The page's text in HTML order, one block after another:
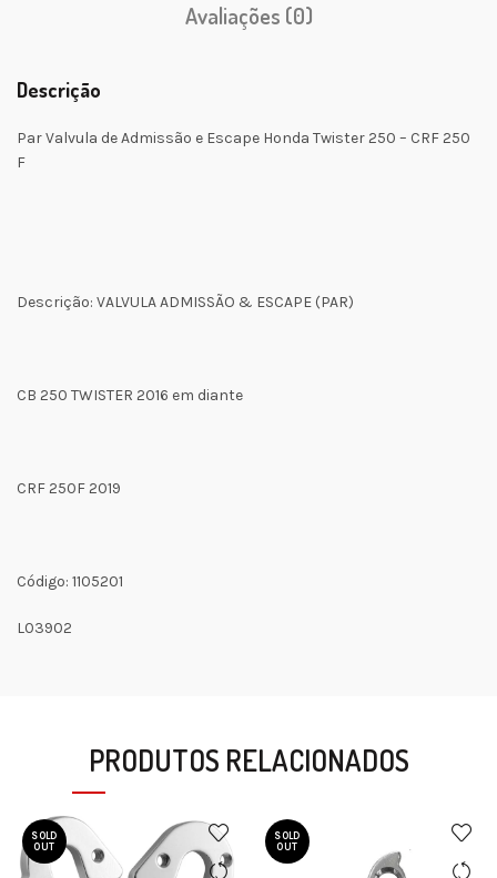
Avaliações (0)
Descrição
Par Valvula de Admissão e Escape Honda Twister 250 – CRF 250
F
Descrição: VALVULA ADMISSÃO & ESCAPE (PAR)
CB 250 TWISTER 2016 em diante
CRF 250F 2019
Código: 1105201
L03902
PRODUTOS RELACIONADOS
SOLD
OUT
SOLD
OUT